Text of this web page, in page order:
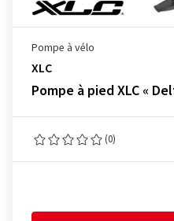
Pompe à vélo
XLC
Pompe à pied XLC «
(0)